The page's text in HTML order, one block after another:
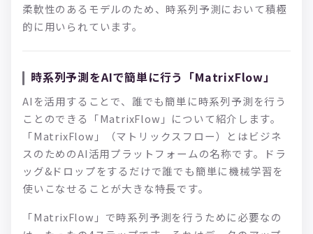
柔軟性のあるモデルのため、時系列予測において積極
的に用いられています。
時系列予測をAIで簡単に行う「MatrixFlow」
AIを活用することで、誰でも簡単に時系列予測を行う
ことのできる「MatrixFlow」について紹介します。
「MatrixFlow」（マトリックスフロー）とはビジネ
スのためのAI活用プラットフォームの名称です。ドラ
ッグ&ドロップをするだけで誰でも簡単に機械学習を
使いこなせることが大きな特長です。
「MatrixFlow」で時系列予測を行うために必要なの